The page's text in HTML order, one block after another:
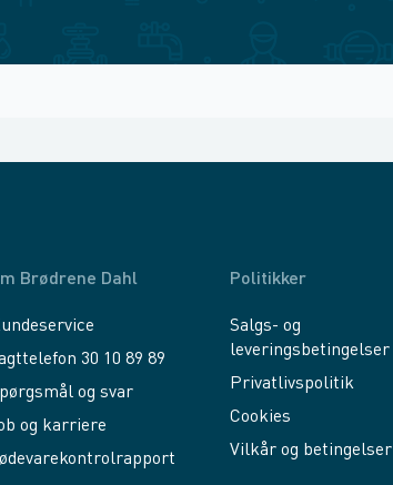
Brødrene Dahl
30 10 89 89
og svar
og karriere
Politikker
Salgs- og
leveringsbetingelser
Privatlivspolitik
Cookies
Vilkår og betingelser